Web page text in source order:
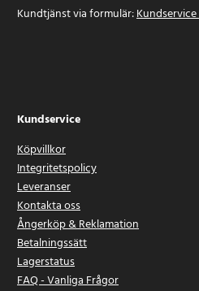
Kundtjänst via formulär:Kundservice
Kundservice
Köpvillkor
Integritetspolicy
Leveranser
Kontakta oss
Ångerköp & Reklamation
Betalningssätt
Lagerstatus
FAQ - Vanliga Frågor